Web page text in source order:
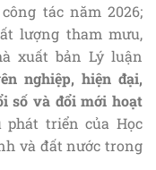
tác năm 2026;
lượng tham mưu,
xuất bản Lý luận
nghiệp, hiện đại,
số và đổi mới hoạt
phát triển của Học
và đất nước trong